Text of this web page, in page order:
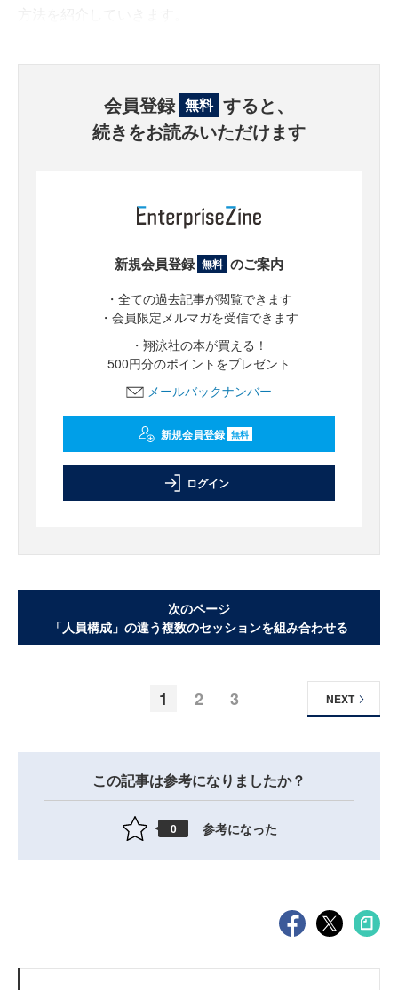
会員登録 無料 すると、
続きをお読みいただけます
新規会員登録 無料 のご案内
・全ての過去記事が閲覧できます
・会員限定メルマガを受信できます
・翔泳社の本が買える！
500円分のポイントをプレゼント
メールバックナンバー
新規会員登録 無料
ログイン
次のページ
「人員構成」の違う複数のセッションを組み合わせる
1 2 3 NEXT
この記事は参考になりましたか？
0 参考になった